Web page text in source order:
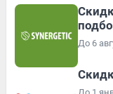
До 6